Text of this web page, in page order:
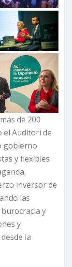
de 200
el Auditori de
gobierno
y flexibles
inversor de
las
y
y
la